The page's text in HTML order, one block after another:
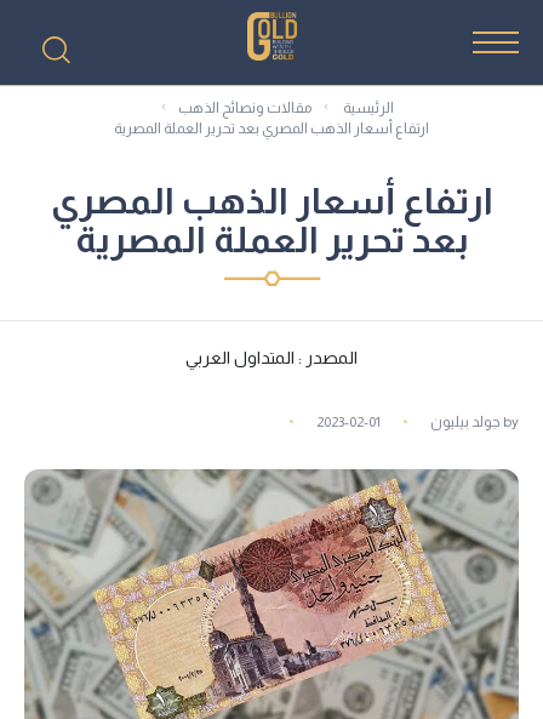
الرئيسية
مقالات ونصائح الذهب
ارتفاع أسعار الذهب المصري بعد تحرير العملة المصرية
ارتفاع أسعار الذهب المصري
بعد تحرير العملة المصرية
المصدر : المتداول العربي
by جولد بيليون 2023-02-01